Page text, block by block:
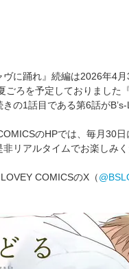
ヴに踊れ』続編は2026年4
ごろを予定しておりました
きの1話目である第6話が
のHPでは、毎月30
リアルタイムでお楽しみく
COMICSのX（